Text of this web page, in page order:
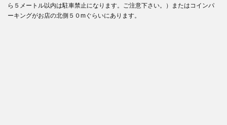
ら５メートル以内は駐車禁止になります。ご注意下さい。）またはコインパ
ーキングがお店の北側５０mぐらいにあります。